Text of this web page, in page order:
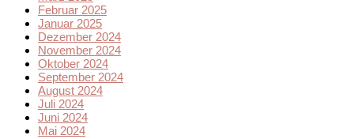
Februar 2025
Januar 2025
Dezember 2024
November 2024
Oktober 2024
September 2024
August 2024
Juli 2024
Juni 2024
Mai 2024